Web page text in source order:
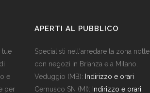
tue
e
per
APERTI AL PUBBLICO
Specialisti nell'arredare la zona notte,
con negozi in Brianza e a Milano.
Veduggio (MB): Indirizzo e orari
Cernusco SN (MI): Indirizzo e orari